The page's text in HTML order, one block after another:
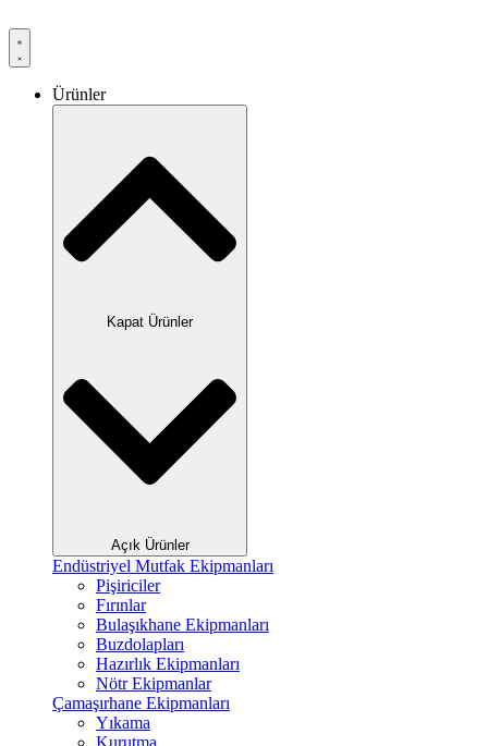
Ürünler
Kapat Ürünler
Açık Ürünler
Endüstriyel Mutfak Ekipmanları
Pişiriciler
Fırınlar
Bulaşıkhane Ekipmanları
Buzdolapları
Hazırlık Ekipmanları
Nötr Ekipmanlar
Çamaşırhane Ekipmanları
Yıkama
Kurutma